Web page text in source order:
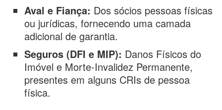
Aval e Fiança: Dos sócios pessoas físicas
ou jurídicas, fornecendo uma camada
adicional de garantia.
Seguros (DFI e MIP): Danos Físicos do
Imóvel e Morte-Invalidez Permanente,
presentes em alguns CRIs de pessoa
física.